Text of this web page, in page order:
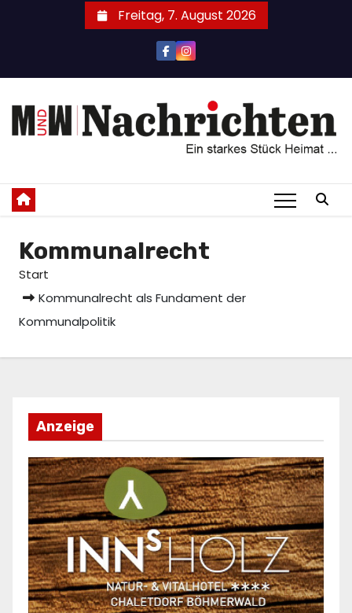
Freitag, 7. August 2026
Kommunalrecht
Start
Kommunalrecht als Fundament der
Kommunalpolitik
Anzeige